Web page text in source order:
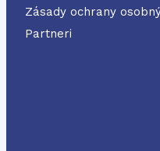
Zásady ochrany
Partneri